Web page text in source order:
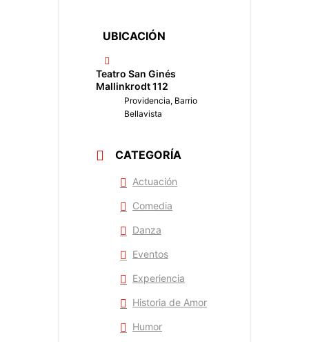
UBICACIÓN
Teatro San Ginés
Mallinkrodt 112
Providencia, Barrio
Bellavista
CATEGORÍA
Actuación
Comedia
Danza
Eventos
Experiencia
Historia de Amor
Humor